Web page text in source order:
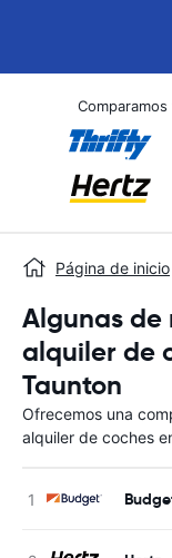
Página de inicio
Algunas de
alquiler de
Taunton
Ofrecemos una
alquiler de coches